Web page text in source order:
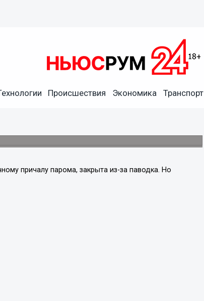
Происшествия Экономика Транспорт
причалу парома, закрыта из-за паводка. Но